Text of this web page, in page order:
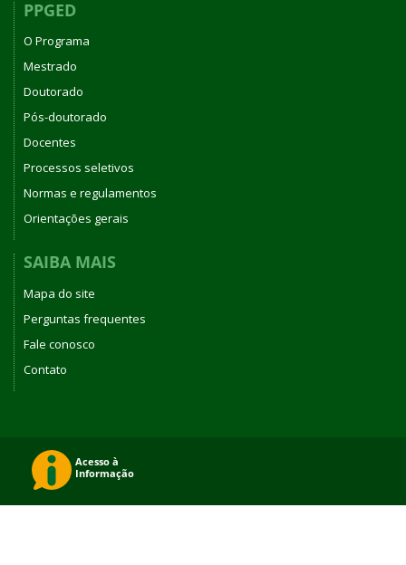
PPGED
O Programa
Mestrado
Doutorado
Pós-doutorado
Docentes
Processos seletivos
Normas e regulamentos
Orientações gerais
SAIBA MAIS
Mapa do site
Perguntas frequentes
Fale conosco
Contato